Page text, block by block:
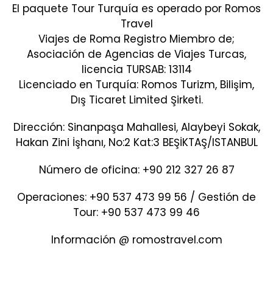
El paquete Tour Turquía es operado por Romos
Travel
Viajes de Roma Registro Miembro de;
Asociación de Agencias de Viajes Turcas,
licencia TURSAB: 13114
Licenciado en Turquía: Romos Turizm, Bilişim,
Dış Ticaret Limited Şirketi.
Dirección: Sinanpaşa Mahallesi, Alaybeyi Sokak,
Hakan Zini İşhanı, No:2 Kat:3 BEŞİKTAŞ/ISTANBUL
Número de oficina: +90 212 327 26 87
Operaciones: +90 537 473 99 56 / Gestión de
Tour: +90 537 473 99 46
Información @ romostravel.com